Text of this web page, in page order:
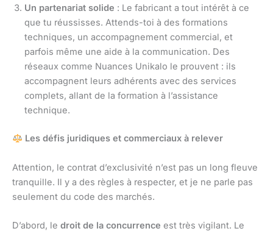
Un partenariat solide : Le fabricant a tout intérêt à ce
que tu réussisses. Attends-toi à des formations
techniques, un accompagnement commercial, et
parfois même une aide à la communication. Des
réseaux comme Nuances Unikalo le prouvent : ils
accompagnent leurs adhérents avec des services
complets, allant de la formation à l’assistance
technique.
Les défis juridiques et commerciaux à relever
Attention, le contrat d’exclusivité n’est pas un long fleuve
tranquille. Il y a des règles à respecter, et je ne parle pas
seulement du code des marchés.
D’abord, le droit de la concurrence est très vigilant. Le